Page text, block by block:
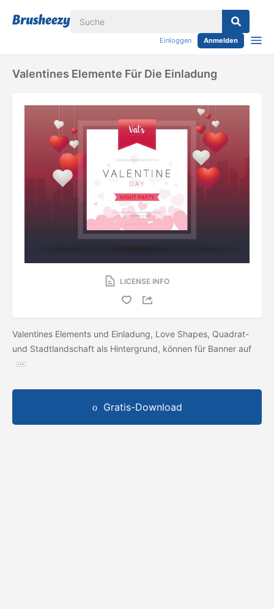
Einloggen Anmelden
Valentines Elemente Für Die Einladung
LICENSE INFO
Valentines Elements und Einladung, Love Shapes, Quadrat-
und Stadtlandschaft als Hintergrund, können für Banner auf
Gratis-Download